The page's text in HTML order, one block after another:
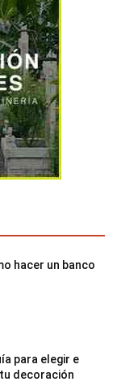
hacer un banco
para elegir e
decoración